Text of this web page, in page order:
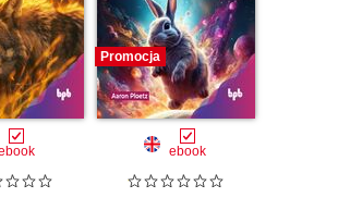
Promocja
ebook